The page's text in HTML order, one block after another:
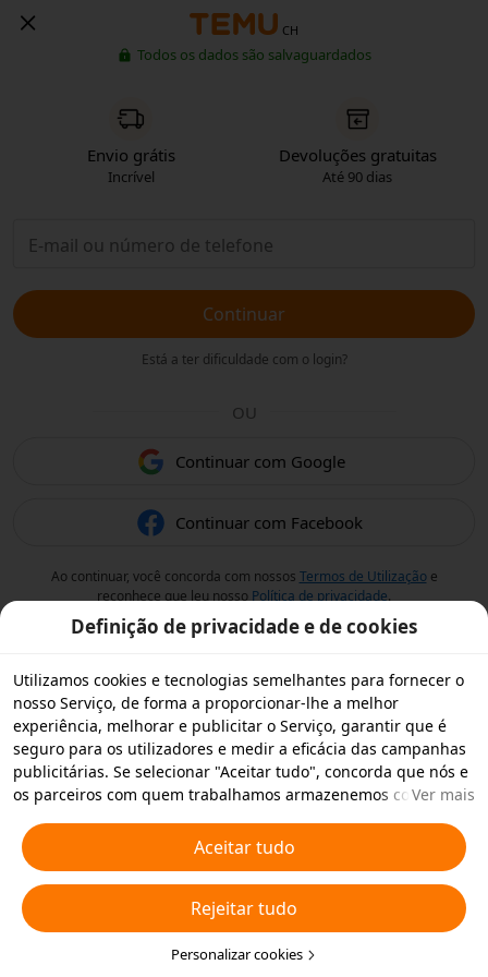
CH
Todos os dados são salvaguardados
Envio grátis
Incrível
Devoluções gratuitas
Até 90 dias
Continuar
Está a ter dificuldade com o login?
OU
Continuar com Google
Continuar com Facebook
Ao continuar, você concorda com nossos Termos de Utilizaçãoe
reconhece que leu nosso Política de privacidade.
Definição de privacidade e de cookies
Utilizamos cookies e tecnologias semelhantes para fornecer o
nosso Serviço, de forma a proporcionar-lhe a melhor
experiência, melhorar e publicitar o Serviço, garantir que é
seguro para os utilizadores e medir a eficácia das campanhas
publicitárias. Se selecionar "Aceitar tudo", concorda que nós e
os parceiros com quem trabalhamos armazenemos cookies e
publicitários. Também pode "Rejeitar todos" os cookies não
essenciais ou escolher os tipos de cookies que pretende
aceitar ou desativar clicando em "Personalizar cookies" abaixo
ou em qualquer altura nas suas definições de privacidade.
Para obter mais informações, consulte a nossaPolítica relativa
a Cookies e Tecnologias Semelhantes.
Ver mais
Aceitar tudo
Rejeitar tudo
Personalizar cookies